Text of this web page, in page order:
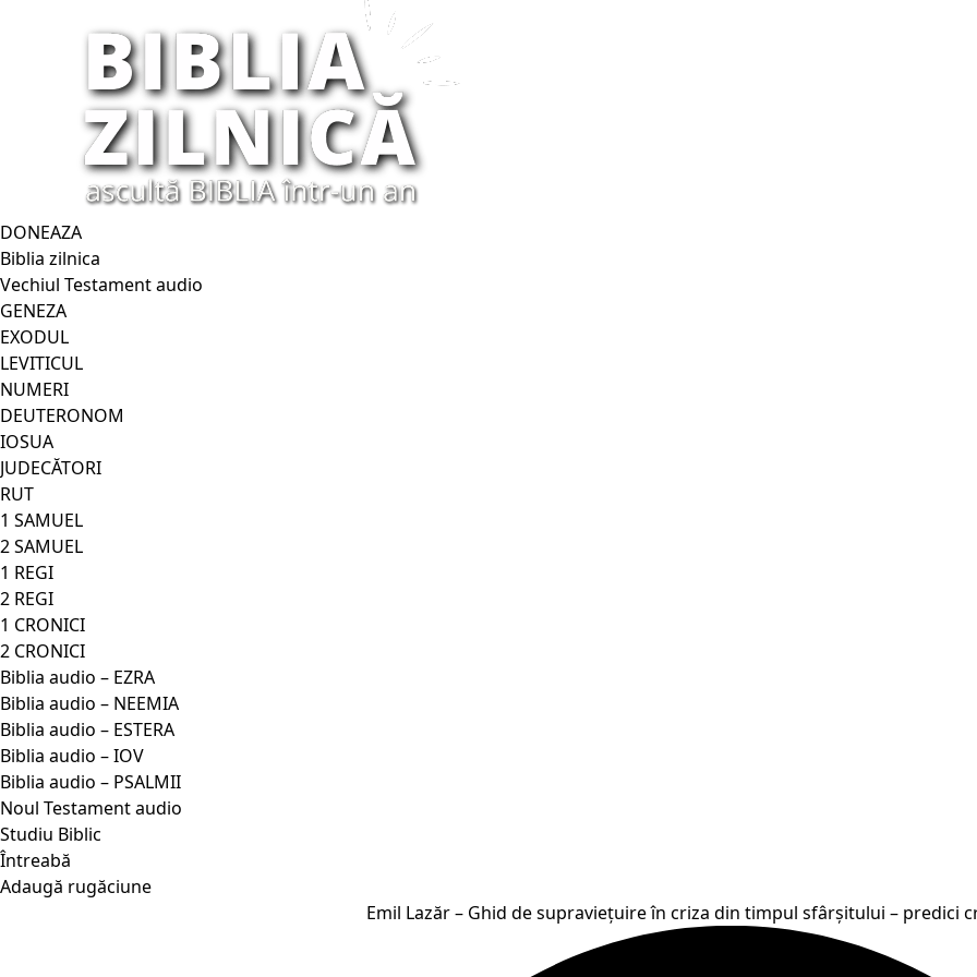
DONEAZA
Biblia zilnica
Vechiul Testament audio
GENEZA
EXODUL
LEVITICUL
NUMERI
DEUTERONOM
IOSUA
JUDECĂTORI
RUT
1 SAMUEL
2 SAMUEL
1 REGI
2 REGI
1 CRONICI
2 CRONICI
Biblia audio – EZRA
Biblia audio – NEEMIA
Biblia audio – ESTERA
Biblia audio – IOV
Biblia audio – PSALMII
Noul Testament audio
Studiu Biblic
Întreabă
Adaugă rugăciune
Emil Lazăr – Ghid de supraviețuire în criza din timpul sfârșitului – predici